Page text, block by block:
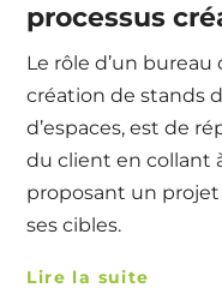
processus
Le rôle d’un
création de stands
d’espaces, est de
du client en collant
proposant un
ses cibles.
Lire la suite